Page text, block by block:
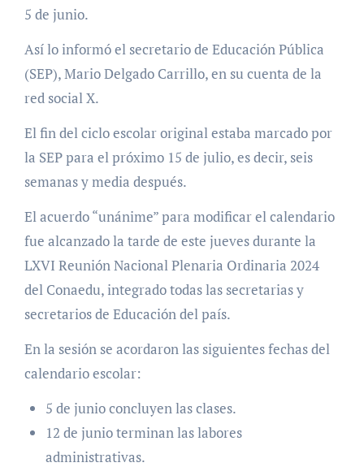
5 de junio.
Así lo informó el secretario de Educación Pública
(SEP), Mario Delgado Carrillo, en su cuenta de la
red social X.
El fin del ciclo escolar original estaba marcado por
la SEP para el próximo 15 de julio, es decir, seis
semanas y media después.
El acuerdo “unánime” para modificar el calendario
fue alcanzado la tarde de este jueves durante la
LXVI Reunión Nacional Plenaria Ordinaria 2024
del Conaedu, integrado todas las secretarias y
secretarios de Educación del país.
En la sesión se acordaron las siguientes fechas del
calendario escolar:
5 de junio concluyen las clases.
12 de junio terminan las labores
administrativas.